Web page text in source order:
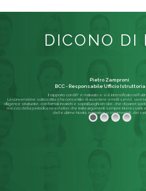
DICONO DI
Il rapporto con BIT è maturato e si è intensificato
La convenzione sottoscritta ci ha consentito di accedere a molti servizi, sia
diligence strutturate, con formali incarichi e sopralluoghi on-site, che di pareri
mezzo della periodica newsletter, che tratta argomenti sempre interessanti
delle ultime Novità, normative o commerciali, dei
Pietro Zamproni
BCC - Responsabile Ufficio
Leggi di più